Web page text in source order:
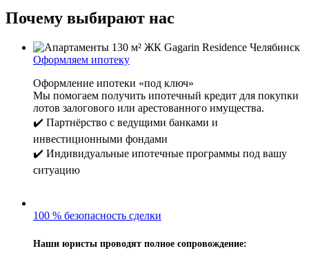
Почему выбирают нас
Оформляем ипотеку
Оформление ипотеки «под ключ»
Мы помогаем получить ипотечный кредит для покупки
лотов залогового или арестованного имущества.
✔️ Партнёрство с ведущими банками и
инвестиционными фондами
✔️ Индивидуальные ипотечные программы под вашу
ситуацию
100 % безопасность сделки
Наши юристы проводят полное сопровождение: